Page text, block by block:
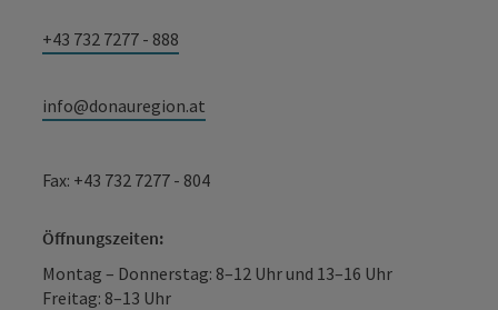
+43 732 7277 - 888
info@donauregion.at
Fax: +43 732 7277 - 804
Öffnungszeiten:
Montag – Donnerstag: 8–12 Uhr und 13–16 Uhr
Freitag: 8–13 Uhr